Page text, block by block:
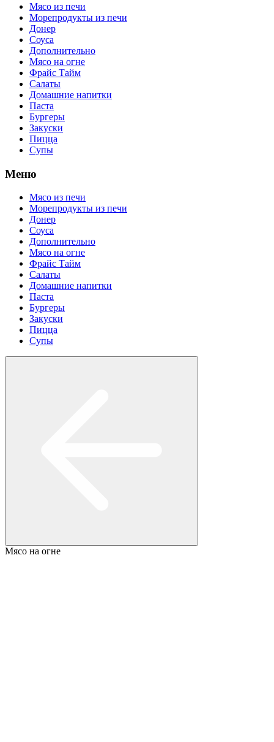
Мясо из печи
Морепродукты из печи
Донер
Соуса
Дополнительно
Мясо на огне
Фрайс Тайм
Салаты
Домашние напитки
Паста
Бургеры
Закуски
Пицца
Супы
Меню
Мясо из печи
Морепродукты из печи
Донер
Соуса
Дополнительно
Мясо на огне
Фрайс Тайм
Салаты
Домашние напитки
Паста
Бургеры
Закуски
Пицца
Супы
Мясо на огне